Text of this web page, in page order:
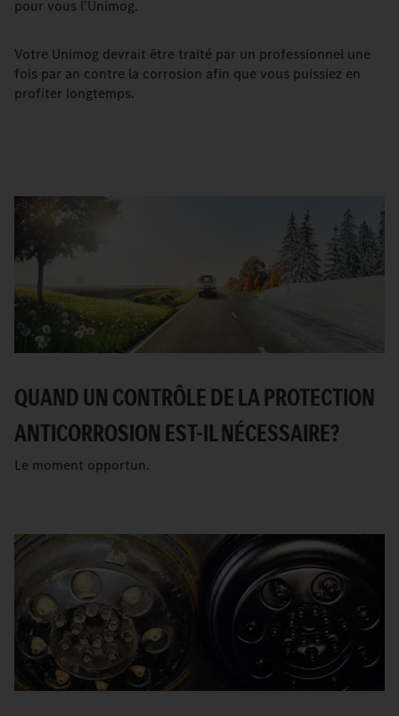
pour vous l’Unimog.
Votre Unimog devrait être traité par un professionnel une
fois par an contre la corrosion afin que vous puissiez en
profiter longtemps.
QUAND UN CONTRÔLE DE LA PROTECTION
ANTICORROSION EST-IL NÉCESSAIRE?
Le moment opportun.